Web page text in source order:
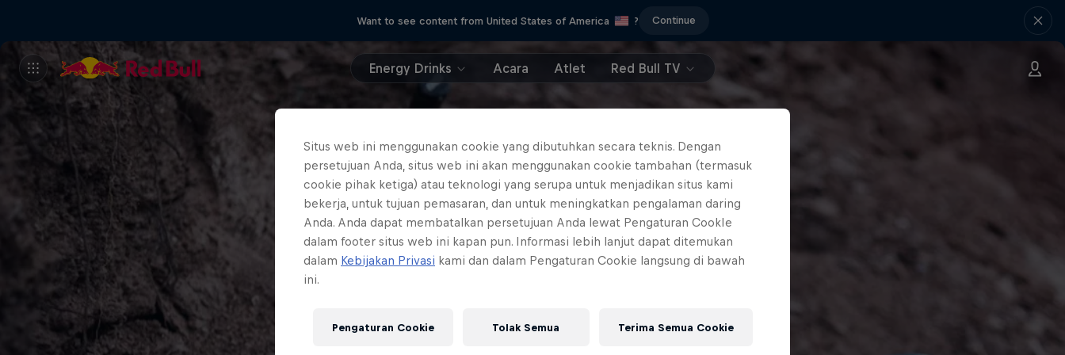
Want to see content from United States of America ? Continue
Energy Drinks Acara Atlet Red Bull TV
Situs web ini menggunakan cookie yang dibutuhkan secara teknis. Dengan
persetujuan Anda, situs web ini akan menggunakan cookie tambahan (termasuk
cookie pihak ketiga) atau teknologi yang serupa untuk menjadikan situs kami
bekerja, untuk tujuan pemasaran, dan untuk meningkatkan pengalaman daring
Anda. Anda dapat membatalkan persetujuan Anda lewat Pengaturan CookIe
dalam footer situs web ini kapan pun. Informasi lebih lanjut dapat ditemukan
dalam Kebijakan Privasi kami dan dalam Pengaturan Cookie langsung di bawah
ini.
Pengaturan Cookie Tolak Semua Terima Semua Cookie